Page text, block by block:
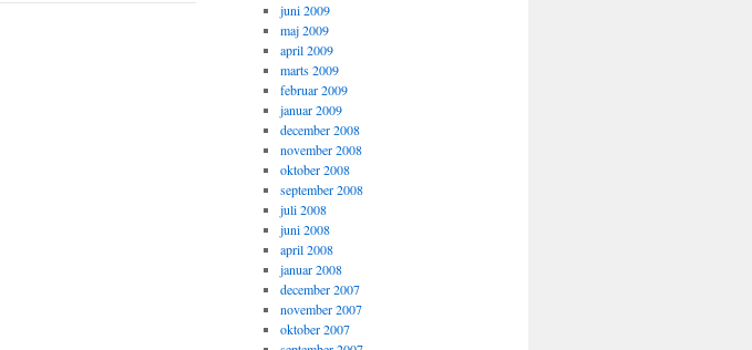
juni 2009
maj 2009
april 2009
marts 2009
februar 2009
januar 2009
december 2008
november 2008
oktober 2008
september 2008
juli 2008
juni 2008
april 2008
januar 2008
december 2007
november 2007
oktober 2007